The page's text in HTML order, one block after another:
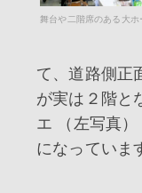
舞台や二階席のある大ホ
て、道路側正
が実は２階と
エ （左写真
になっていま